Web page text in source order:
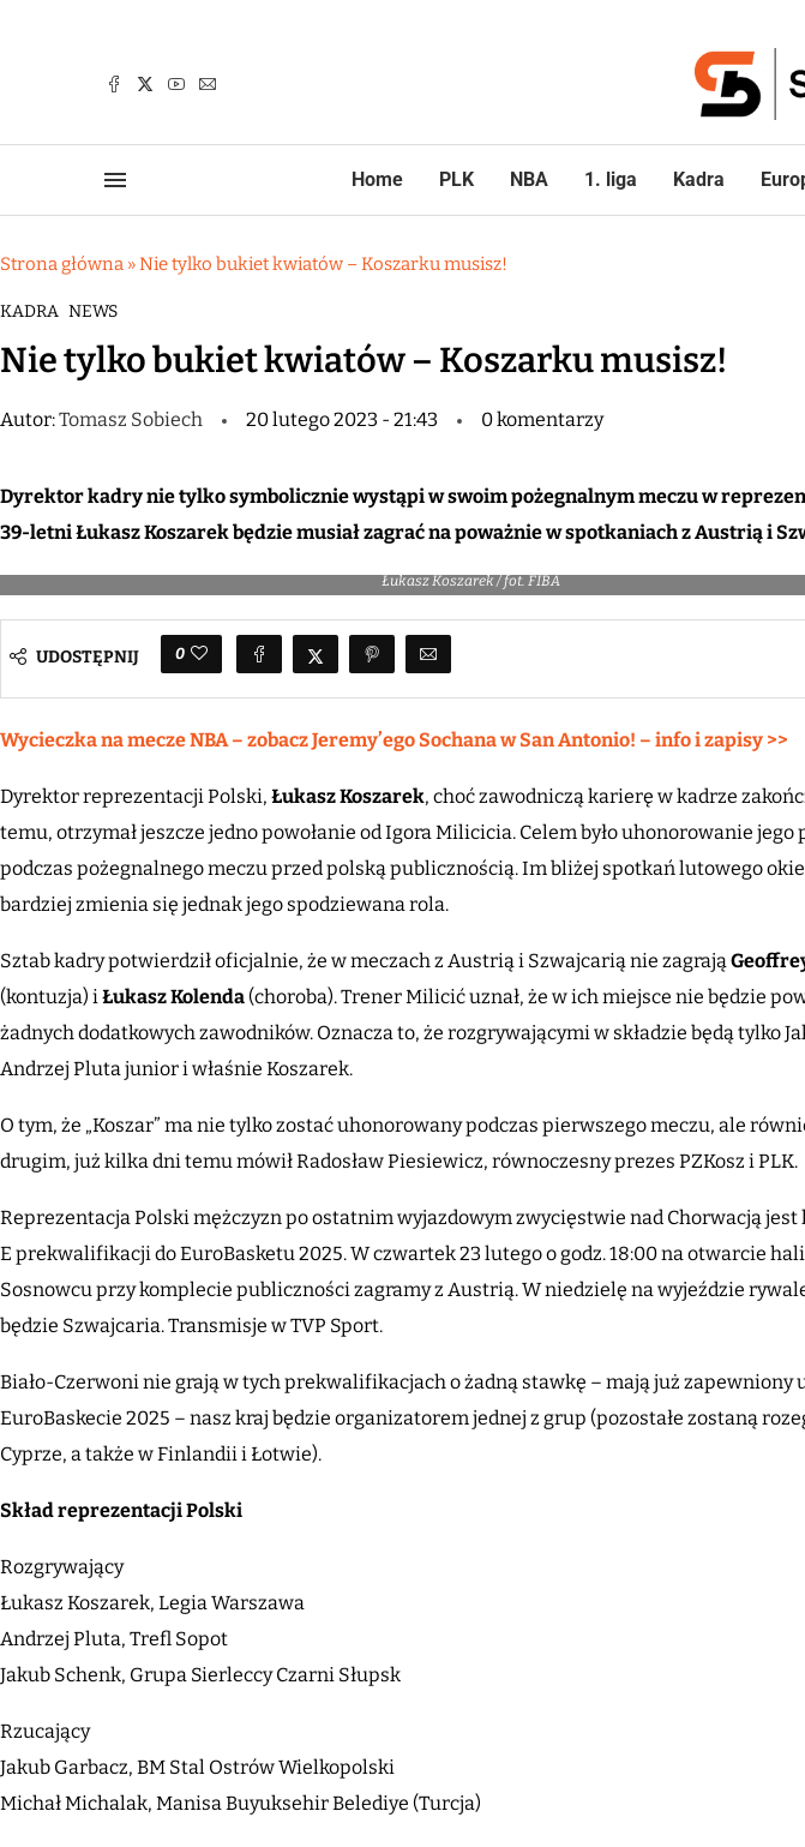
Home PLK NBA 1. liga Kadra
Strona główna »Nie tylko bukiet kwiatów – Koszarku musisz!
KADRA NEWS
Nie tylko bukiet kwiatów – Koszarku musisz!
Autor:Tomasz Sobiech 20 lutego 2023 - 21:43 0 komentarzy
Dyrektor kadry nie tylko symbolicznie wystąpi w swoim pożegnalnym meczu w
39-letni Łukasz Koszarek będzie musiał zagrać na poważnie w spotkaniach z Austrią i
Łukasz Koszarek / fot. FIBA
UDOSTĘPNIJ 0
Wycieczka na mecze NBA – zobacz Jeremy’ego Sochana w San Antonio! – info i zapisy >>
Dyrektor reprezentacji Polski, Łukasz Koszarek, choć zawodniczą karierę w kadrze
temu, otrzymał jeszcze jedno powołanie od Igora Milicicia. Celem było uhonorowanie
podczas pożegnalnego meczu przed polską publicznością. Im bliżej spotkań lutowego
bardziej zmienia się jednak jego spodziewana rola.
Sztab kadry potwierdził oficjalnie, że w meczach z Austrią i Szwajcarią nie zagrają
(kontuzja) iŁukasz Kolenda (choroba). Trener Milicić uznał, że w ich miejsce nie będzie
żadnych dodatkowych zawodników. Oznacza to, że rozgrywającymi w składzie będą tylko
Andrzej Pluta junior i właśnie Koszarek.
O tym, że „Koszar” ma nie tylko zostać uhonorowany podczas pierwszego meczu, ale
drugim, już kilka dni temu mówił Radosław Piesiewicz, równoczesny prezes PZKosz i PLK.
Reprezentacja Polski mężczyzn po ostatnim wyjazdowym zwycięstwie nad Chorwacją
E prekwalifikacji do EuroBasketu 2025. W czwartek 23 lutego o godz. 18:00 na otwarcie
Sosnowcu przy komplecie publiczności zagramy z Austrią. W niedzielę na wyjeździe
będzie Szwajcaria. Transmisje w TVP Sport.
Biało-Czerwoni nie grają w tych prekwalifikacjach o żadną stawkę – mają już zapewniony
EuroBaskecie 2025 – nasz kraj będzie organizatorem jednej z grup (pozostałe zostaną
Cyprze, a także w Finlandii i Łotwie).
Skład reprezentacji Polski
Rozgrywający
Łukasz Koszarek, Legia Warszawa
Andrzej Pluta, Trefl Sopot
Jakub Schenk, Grupa Sierleccy Czarni Słupsk
Rzucający
Jakub Garbacz, BM Stal Ostrów Wielkopolski
Michał Michalak, Manisa Buyuksehir Belediye (Turcja)